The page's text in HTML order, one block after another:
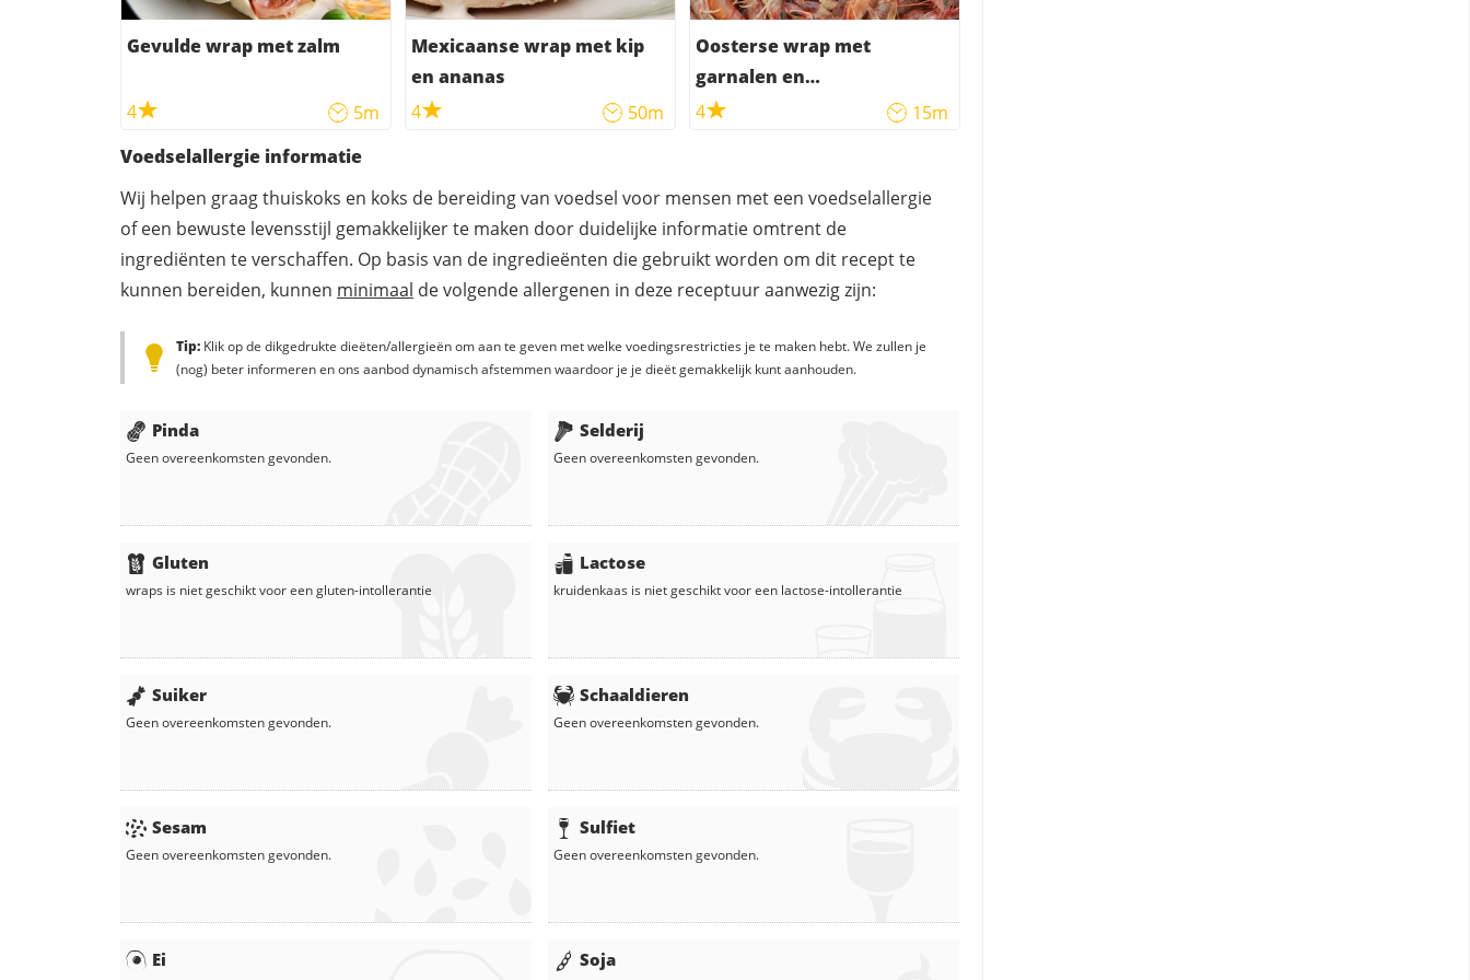
Gevulde wrap met zalm
4 5m
Mexicaanse wrap met kip
en ananas
4
50m
Oosterse wrap met
garnalen en
bamboescheuten
4
15m
Voedselallergie informatie
Wij helpen graag thuiskoks en koks de bereiding van voedsel voor mensen met een voedselallergie
of een bewuste levensstijl gemakkelijker te maken door duidelijke informatie omtrent de
ingrediënten te verschaffen. Op basis van de ingredieënten die gebruikt worden om dit recept te
kunnen bereiden, kunnen minimaal de volgende allergenen in deze receptuur aanwezig zijn:
Tip: Klik op de dikgedrukte dieëten/allergieën om aan te geven met welke voedingsrestricties je te maken hebt. We zullen je
(nog) beter informeren en ons aanbod dynamisch afstemmen waardoor je je dieët gemakkelijk kunt aanhouden.
Pinda
Geen overeenkomsten gevonden.
Gluten
wraps is niet geschikt voor een gluten-intollerantie
Suiker
Geen overeenkomsten gevonden.
Sesam
Geen overeenkomsten gevonden.
Ei
Selderij
Geen overeenkomsten gevonden.
Lactose
kruidenkaas is niet geschikt voor een lactose-intollerantie
Schaaldieren
Geen overeenkomsten gevonden.
Sulfiet
Geen overeenkomsten gevonden.
Soja